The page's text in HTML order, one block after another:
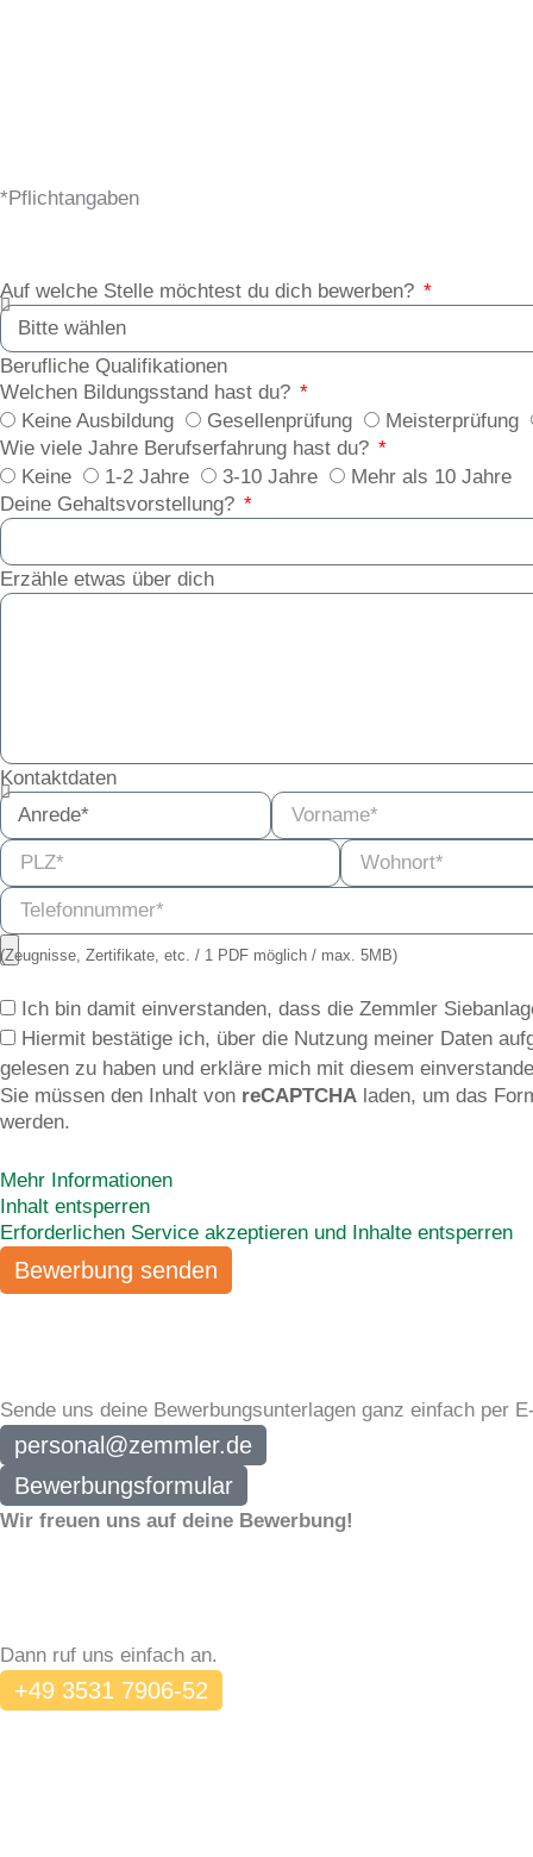
*Pflichtangaben
Auf welche Stelle möchtest du dich bewerben?
Berufliche Qualifikationen
Welchen Bildungsstand hast du?
Keine Ausbildung
Gesellenprüfung Meisterprüfung
Wie viele Jahre Berufserfahrung hast du?
Keine
1-2 Jahre 3-10 Jahre
Mehr als 10 Jahre
Deine Gehaltsvorstellung?
Erzähle etwas über dich
Kontaktdaten
(Zeugnisse, Zertifikate, etc. / 1 PDF möglich / max. 5MB)
Ich bin damit einverstanden, dass die Zemmler
Hiermit bestätige ich, über die Nutzung meiner Daten
gelesen zu haben und erkläre mich mit diesem
Sie müssen den Inhalt von reCAPTCHA laden, um das
werden.
Mehr Informationen
Inhalt entsperren
Erforderlichen Service akzeptieren und Inhalte entsperren
Bewerbung senden
Sende uns deine Bewerbungsunterlagen ganz einfach per
personal@zemmler.de
Bewerbungsformular
Wir freuen uns auf deine Bewerbung!
Dann ruf uns einfach an.
+49 3531 7906-52